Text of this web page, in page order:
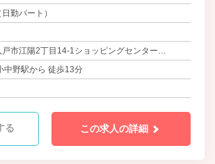
勤パート）
戸市江陽2丁目14-1ショッピングセンター
中野駅から 徒歩13分
る この求人の詳細